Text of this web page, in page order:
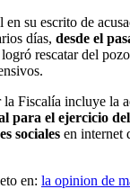
en su escrito de
días, desde el
rescatar del
Fiscalía incluye la
para el ejercicio
sociales en internet
en: la opinion de